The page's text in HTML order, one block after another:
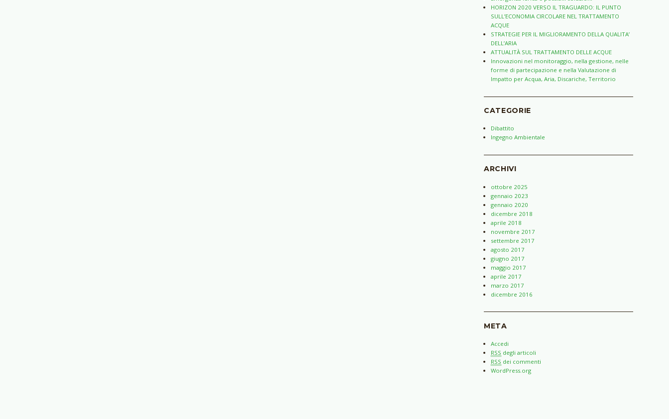
HORIZON 2020 VERSO IL TRAGUARDO: IL PUNTO
SULL’ECONOMIA CIRCOLARE NEL TRATTAMENTO
ACQUE
STRATEGIE PER IL MIGLIORAMENTO DELLA QUALITA’
DELL’ARIA
ATTUALITÀ SUL TRATTAMENTO DELLE ACQUE
Innovazioni nel monitoraggio, nella gestione, nelle
forme di partecipazione e nella Valutazione di
Impatto per Acqua, Aria, Discariche, Territorio
CATEGORIE
Dibattito
Ingegno Ambientale
ARCHIVI
ottobre 2025
gennaio 2023
gennaio 2020
dicembre 2018
aprile 2018
novembre 2017
settembre 2017
agosto 2017
giugno 2017
maggio 2017
aprile 2017
marzo 2017
dicembre 2016
META
Accedi
RSS degli articoli
RSS dei commenti
WordPress.org